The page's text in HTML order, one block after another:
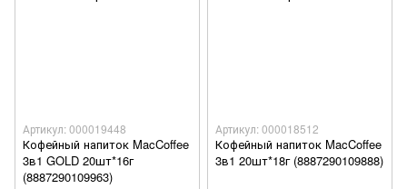
Артикул: 000019448
Кофейный напиток MacCoffee
3в1 GOLD 20шт*16г
(8887290109963)
Артикул: 000018512
Кофейный напиток MacCoffee
3в1 20шт*18г (8887290109888)